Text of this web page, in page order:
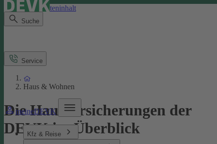
Direkt zum Seiteninhalt
Suche
meineDEVK
Kfz & Reise
Service
Haus & Wohnen
Die Hausversicherungen der
DEVK im Überblick